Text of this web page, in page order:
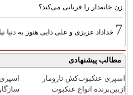
زن خانه‌دار را قربانی می‌کند؟
7 خداداد عزیزی و علی دایی هنوز به دنیا
مطالب پیشنهادی
اسپری عنکبوت‌‌کش تارومار
ازبین‌برنده انواع عنکبوت